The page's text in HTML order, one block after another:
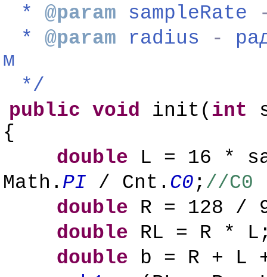
*
@param sampleRate
*
@param radius -
м
*/
public void init( int
{
double L = 16 *
Math. PI / Cnt. C0; //С0
double R = 128 /
double RL = R *
double b = R + L